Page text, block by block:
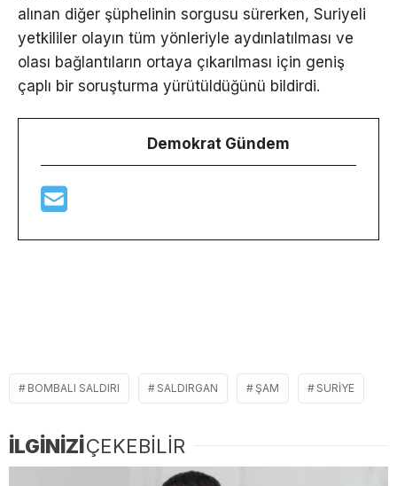
alınan diğer şüphelinin sorgusu sürerken, Suriyeli
yetkililer olayın tüm yönleriyle aydınlatılması ve
olası bağlantıların ortaya çıkarılması için geniş
çaplı bir soruşturma yürütüldüğünü bildirdi.
Demokrat Gündem
BOMBALI SALDIRI SALDIRGAN ŞAM SURIYE
İLGİNİZİÇEKEBİLİR